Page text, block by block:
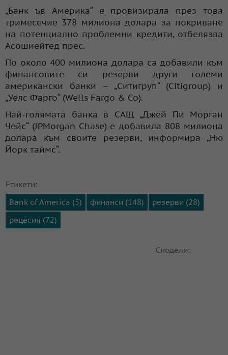
„Банк ъв Америка“ е провизирала през това
тримесечие 378 милиона долара за покриване
на потенциално проблемни кредити, отбелязва
Асошиейтед прес.
По около 400 милиона долара са добавили към
финансовите си резерви други големи
американски банки – „Ситигруп“ (Citigroup) и
„Уелс Фарго“ (Wells Fargo & Co).
Най-голямата банка в САЩ „Джей Пи Морган
Чейс“ (JPMorgan Chase) е добавила 808 милиона
долара към своите резерви, информира „Ню
Йорк таймс“.
Етикети:
Bank of America (5)
финанси (148)
резерви (28)
рецесия (72)
Сподели: